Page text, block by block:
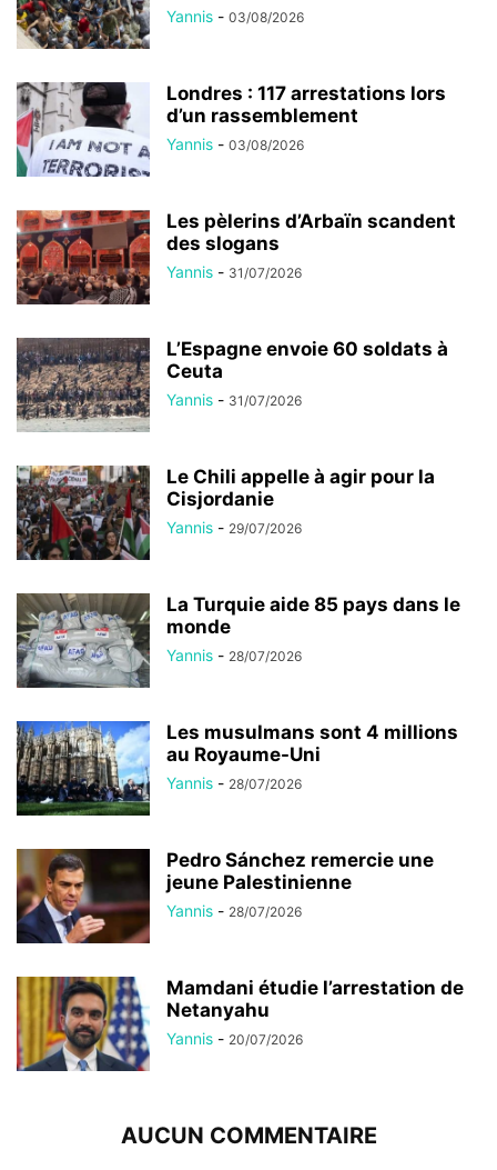
Yannis - 03/08/2026
Londres : 117 arrestations lors
d’un rassemblement
Yannis - 03/08/2026
Les pèlerins d’Arbaïn scandent
des slogans
Yannis - 31/07/2026
L’Espagne envoie 60 soldats à
Ceuta
Yannis - 31/07/2026
Le Chili appelle à agir pour la
Cisjordanie
Yannis - 29/07/2026
La Turquie aide 85 pays dans le
monde
Yannis - 28/07/2026
Les musulmans sont 4 millions
au Royaume-Uni
Yannis - 28/07/2026
Pedro Sánchez remercie une
jeune Palestinienne
Yannis - 28/07/2026
Mamdani étudie l’arrestation de
Netanyahu
Yannis - 20/07/2026
AUCUN COMMENTAIRE